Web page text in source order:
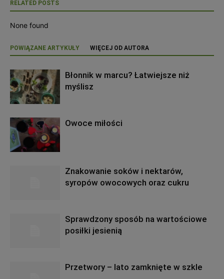
RELATED POSTS
None found
POWIĄZANE ARTYKUŁY WIĘCEJ OD AUTORA
Błonnik w marcu? Łatwiejsze niż
myślisz
Owoce miłości
Znakowanie soków i nektarów,
syropów owocowych oraz cukru
Sprawdzony sposób na wartościowe
posiłki jesienią
Przetwory – lato zamknięte w szkle